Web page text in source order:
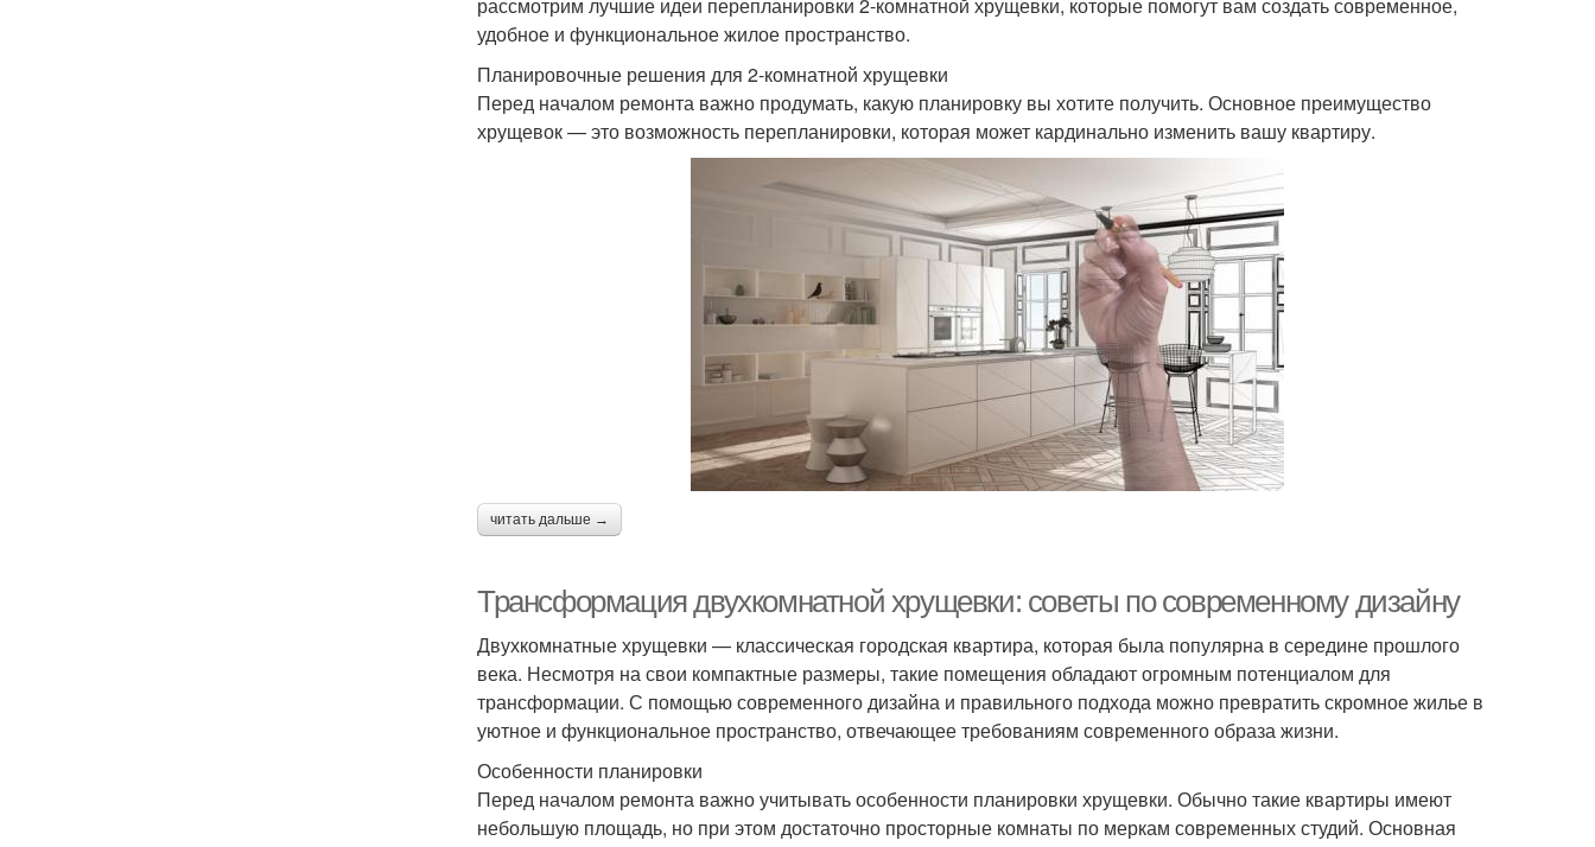
удобное и функциональное жилое пространство.
Планировочные решения для 2-комнатной хрущевки
Перед началом ремонта важно продумать, какую планировку вы хотите получить. Основное преимущество
хрущевок — это возможность перепланировки, которая может кардинально изменить вашу квартиру.
читать дальше →
Трансформация двухкомнатной хрущевки: советы по современному дизайну
Двухкомнатные хрущевки — классическая городская квартира, которая была популярна в середине прошлого
века. Несмотря на свои компактные размеры, такие помещения обладают огромным потенциалом для
трансформации. С помощью современного дизайна и правильного подхода можно превратить скромное жилье в
уютное и функциональное пространство, отвечающее требованиям современного образа жизни.
Особенности планировки
Перед началом ремонта важно учитывать особенности планировки хрущевки. Обычно такие квартиры имеют
небольшую площадь, но при этом достаточно просторные комнаты по меркам современных студий. Основная